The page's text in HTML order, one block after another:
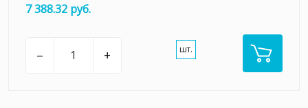
7 388.32 руб.
– + шт.